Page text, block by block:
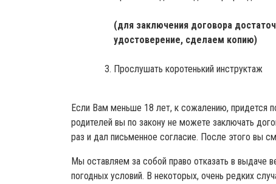
(для заключения договора
удостоверение, сделаем копию)
Прослушать коротенький инструктаж
Если Вам меньше 18 лет, к сожалению, придется
родителей вы по закону не можете заключать
раз и дал письменное согласие. После этого вы
Мы оставляем за собой право отказать в выдаче
погодных условий. В некоторых, очень редких